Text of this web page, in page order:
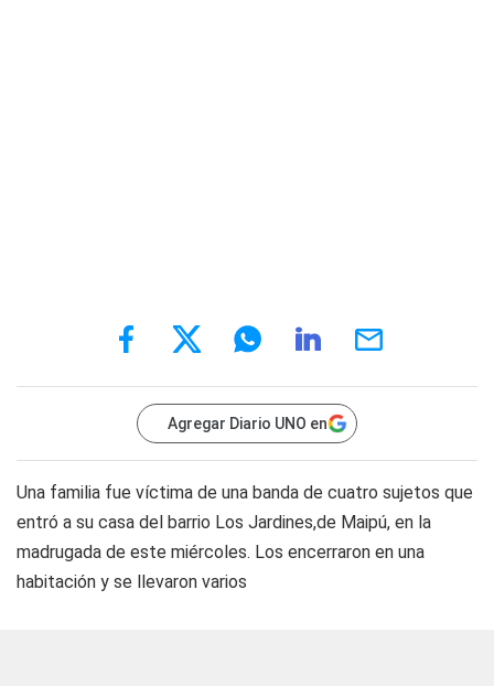
Agregar Diario UNO en
Una familia fue víctima de una banda de cuatro sujetos que
entró a su casa del barrio Los Jardines,de Maipú, en la
madrugada de este miércoles. Los encerraron en una
habitación y se llevaron varios